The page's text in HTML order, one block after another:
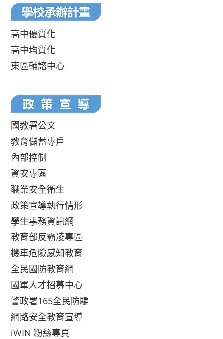
高中優質化
高中均質化
東區輔諮中心
國教署公文
教育儲蓄專戶
內部控制
資安專區
職業安全衛生
政策宣導執行情形
學生事務資訊網
教育部反霸凌專區
機車危險感知教育
全民國防教育網
國軍人才招募中心
警政署165全民防騙
網路安全教育宣導
iWIN 粉絲專頁